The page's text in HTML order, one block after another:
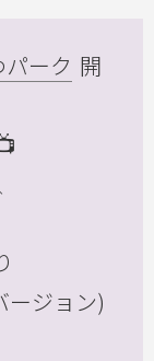
ーク 開
ージョン)